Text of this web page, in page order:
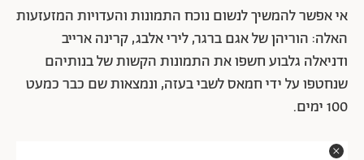
אי אפשר להמשיך לנשום נוכח התמונות והעדויות המזעזעות
האלה: הוריהן של אגם ברגר, לירי אלבג, קרינה ארייב
ודניאלה גלבוע חשפו את התמונות הקשות של בנותיהם
שנחטפו על ידי חמאס לשבי בעזה, ונמצאות שם כבר כמעט
100 ימים.